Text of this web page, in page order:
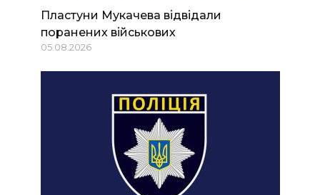
Пластуни Мукачева відвідали
поранених військових
05.08.2026